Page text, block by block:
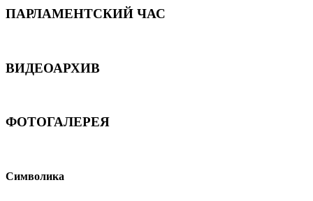
ПАРЛАМЕНТСКИЙ ЧАС
ВИДЕОАРХИВ
ФОТОГАЛЕРЕЯ
Символика